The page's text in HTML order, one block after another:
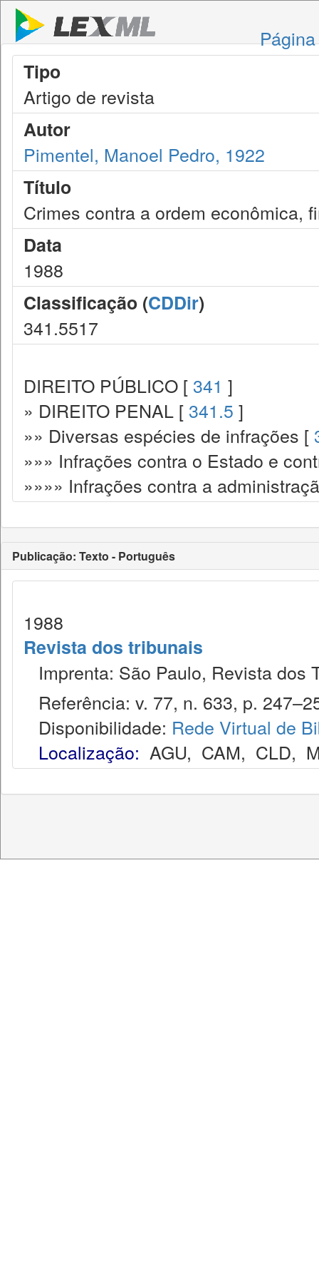
Tipo
Artigo de revista
Autor
Pimentel, Manoel Pedro, 1922
Título
Crimes contra a ordem econômica,
Data
1988
Classificação (CDDir)
341.5517
DIREITO PÚBLICO [ 341 ]
» DIREITO PENAL [ 341.5 ]
»» Diversas espécies de infrações [
»»» Infrações contra o Estado e
»»»» Infrações contra a
Publicação: Texto - Português
1988
Revista dos tribunais
Imprenta: São Paulo, Revista dos
Referência: v. 77, n. 633, p.
Disponibilidade: Rede Virtual de
Localização: AGU, CAM, CLD,